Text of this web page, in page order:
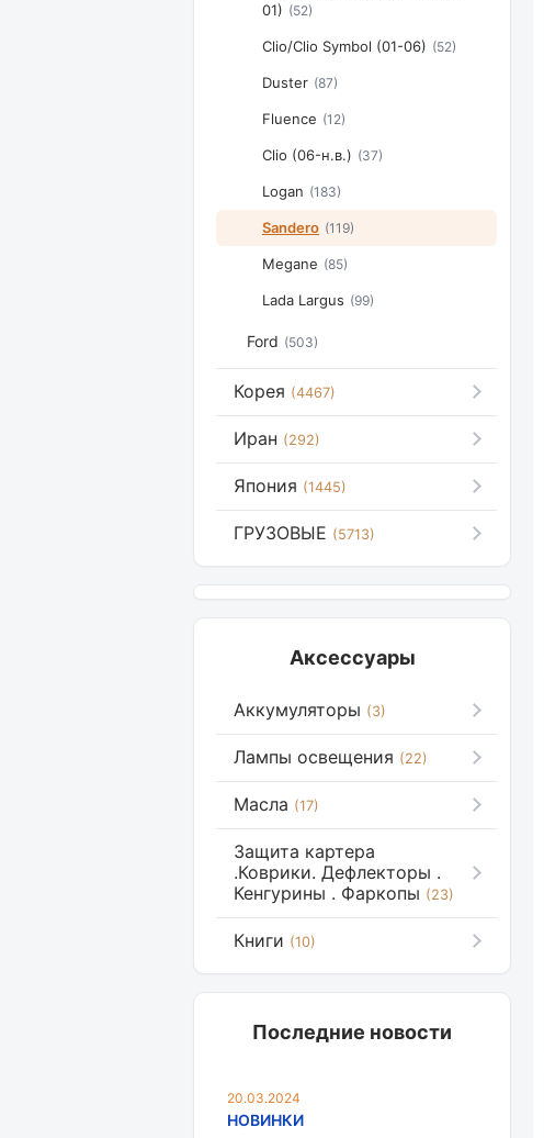
01) (52)
Clio/Clio Symbol (01-06) (52)
Duster (87)
Fluence (12)
Clio (06-н.в.) (37)
Logan (183)
Sandero (119)
Megane (85)
Lada Largus (99)
Ford (503)
Корея (4467)
Иран (292)
Япония (1445)
ГРУЗОВЫЕ (5713)
Аксессуары
Аккумуляторы (3)
Лампы освещения (22)
Масла (17)
Защита картера
.Коврики. Дефлекторы .
Кенгурины . Фаркопы (23)
Книги (10)
Последние новости
20.03.2024
НОВИНКИ